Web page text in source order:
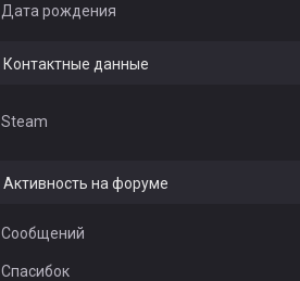
Дата рождения
Контактные данные
Steam
Активность на форуме
Сообщений
Спасибок